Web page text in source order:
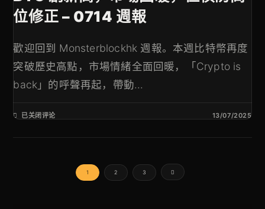
位修正 – 0714 週報
歡迎回到 Monsterblockhk 週報。本週比特幣再度
突破歷史高點，市場情緒全面回暖，「Crypto is
back」的呼聲再起，帶動...
已关闭评论 13/07/2025
1 2 3